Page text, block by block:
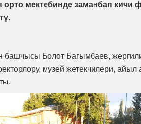
мектебинде заманбап кичи
башчысы Болот Багымбаев,
музей жетекчилери, айыл